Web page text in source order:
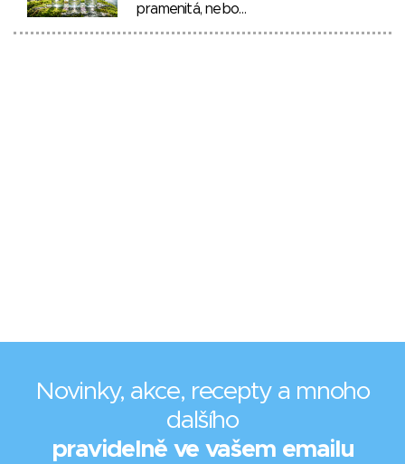
pramenitá, nebo…
Novinky, akce, recepty a mnoho
dalšího
pravidelně ve vašem emailu